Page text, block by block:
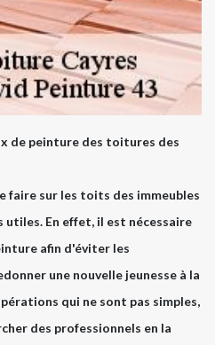
de peinture des toitures des
faire sur les toits des immeubles
En effet, il est nécessaire
afin d'éviter les
une nouvelle jeunesse à la
qui ne sont pas simples,
des professionnels en la